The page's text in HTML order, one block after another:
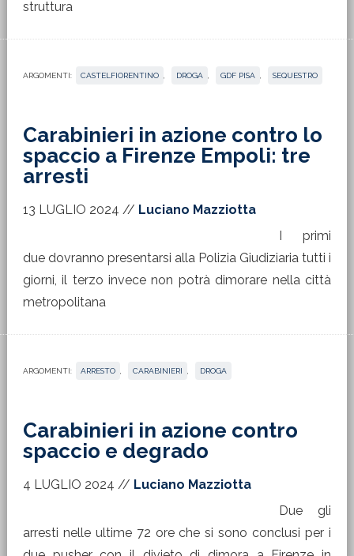
struttura
ARGOMENTI: CASTELFIORENTINO DROGA GDF PISA SEQUESTRO
Carabinieri in azione contro lo
spaccio a Firenze Empoli: tre
arresti
13 LUGLIO 2024 // Luciano Mazziotta
I primi
due dovranno presentarsi alla Polizia Giudiziaria tutti i
giorni, il terzo invece non potrà dimorare nella città
metropolitana
ARGOMENTI: ARRESTO CARABINIERI DROGA
Carabinieri in azione contro
spaccio e degrado
4 LUGLIO 2024 // Luciano Mazziotta
Due gli
arresti nelle ultime 72 ore che si sono conclusi per i